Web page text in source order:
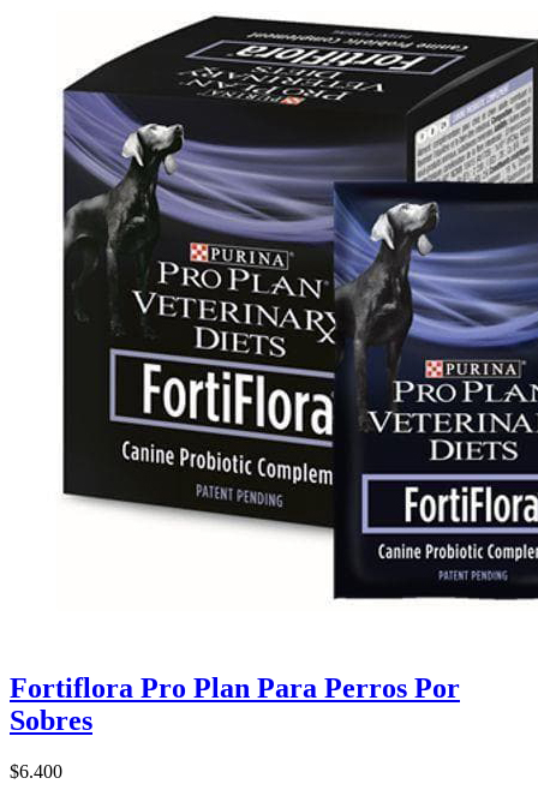
Fortiflora Pro Plan Para Perros Por
Sobres
$6.400